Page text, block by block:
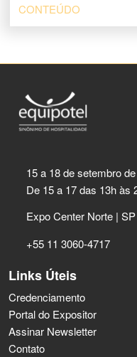
CONTEÚDO
15 a 18 de setembro
De 15 a 17 das 13h às
Expo Center Norte | SP
+55 11 3060-4717
Links Úteis
Credenciamento
Portal do Expositor
Assinar Newsletter
Contato